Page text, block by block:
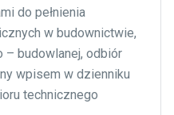
do pełnienia
w budownictwie,
– budowlanej, odbiór
wpisem w dzienniku
technicznego